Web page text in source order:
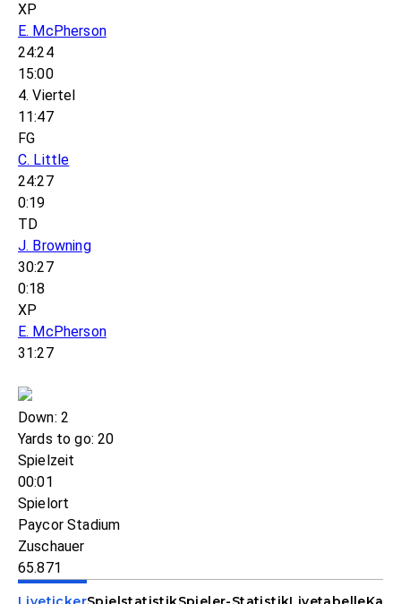
XP
E. McPherson
24:24
15:00
4. Viertel
11:47
FG
C. Little
24:27
0:19
TD
J. Browning
30:27
0:18
XP
E. McPherson
31:27
Down: 2
Yards to go: 20
Spielzeit
00:01
Spielort
Paycor Stadium
Zuschauer
65.871